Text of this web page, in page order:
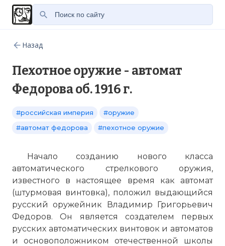
Назад
Пехотное оружие - автомат
Федорова об. 1916 г.
#российская империя
#оружие
#автомат федорова
#пехотное оружие
Начало созданию нового класса
автоматического стрелкового оружия,
известного в настоящее время как автомат
(штурмовая винтовка), положил выдающийся
русский оружейник Владимир Григорьевич
Федоров. Он является создателем первых
русских автоматических винтовок и автоматов
и основоположником отечественной школы